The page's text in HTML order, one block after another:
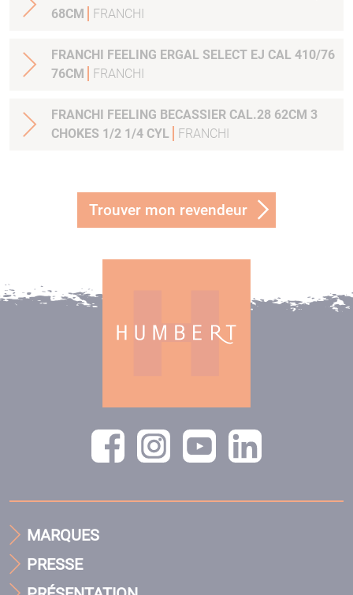
68CM
FRANCHI
FRANCHI FEELING ERGAL SELECT EJ CAL 410/76
76CM
FRANCHI
FRANCHI FEELING BECASSIER CAL.28 62CM 3
CHOKES 1/2 1/4 CYL
FRANCHI
Trouver mon revendeur
MARQUES
PRESSE